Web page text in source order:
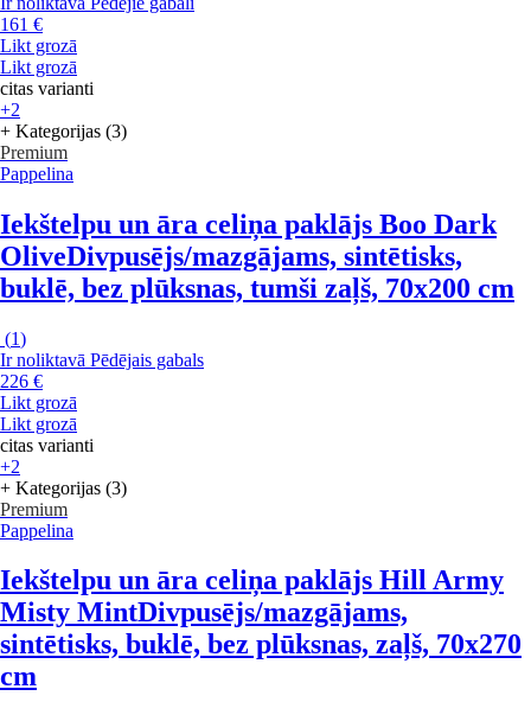
161 €
Likt grozā
Likt grozā
citas varianti
+2
+ Kategorijas (3)
Premium
Pappelina
Iekštelpu un āra celiņa paklājs Boo Dark
OliveDivpusējs/mazgājams, sintētisks,
buklē, bez plūksnas, tumši zaļš, 70x200 cm
(1)
Ir noliktavā Pēdējais gabals
226 €
Likt grozā
Likt grozā
citas varianti
+2
+ Kategorijas (3)
Premium
Pappelina
Iekštelpu un āra celiņa paklājs Hill Army
Misty MintDivpusējs/mazgājams,
sintētisks, buklē, bez plūksnas, zaļš, 70x270
cm